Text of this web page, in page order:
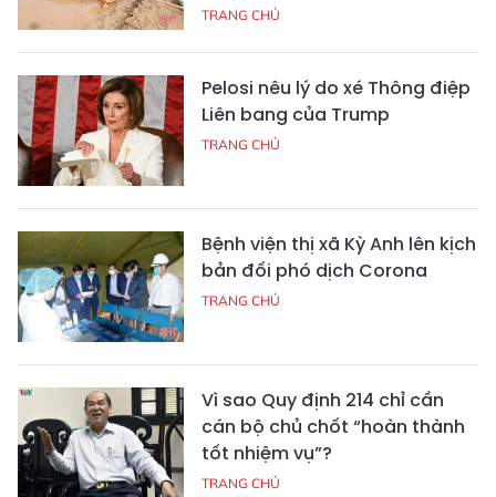
TRANG CHỦ
Pelosi nêu lý do xé Thông điệp
Liên bang của Trump
TRANG CHỦ
Bệnh viện thị xã Kỳ Anh lên kịch
bản đối phó dịch Corona
TRANG CHỦ
Vì sao Quy định 214 chỉ cần
cán bộ chủ chốt “hoàn thành
tốt nhiệm vụ”?
TRANG CHỦ